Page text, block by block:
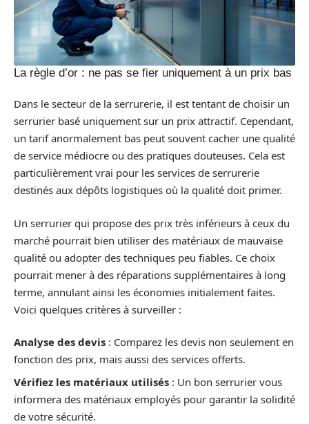
La règle d’or : ne pas se fier uniquement à un prix bas
Dans le secteur de la serrurerie, il est tentant de choisir un
serrurier basé uniquement sur un prix attractif. Cependant,
un tarif anormalement bas peut souvent cacher une qualité
de service médiocre ou des pratiques douteuses. Cela est
particulièrement vrai pour les services de serrurerie
destinés aux dépôts logistiques où la qualité doit primer.
Un serrurier qui propose des prix très inférieurs à ceux du
marché pourrait bien utiliser des matériaux de mauvaise
qualité ou adopter des techniques peu fiables. Ce choix
pourrait mener à des réparations supplémentaires à long
terme, annulant ainsi les économies initialement faites.
Voici quelques critères à surveiller :
Analyse des devis : Comparez les devis non seulement en
fonction des prix, mais aussi des services offerts.
Vérifiez les matériaux utilisés : Un bon serrurier vous
informera des matériaux employés pour garantir la solidité
de votre sécurité.